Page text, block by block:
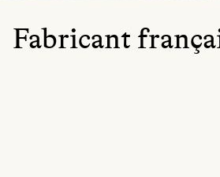
Fabricant